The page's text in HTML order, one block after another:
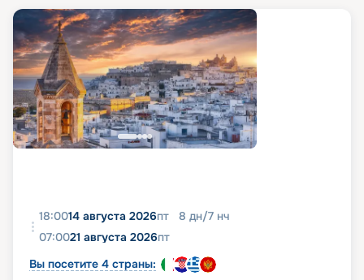
18:0014 августа 2026пт 8 дн/7 нч
07:0021 августа 2026пт
Вы посетите 4 страны: